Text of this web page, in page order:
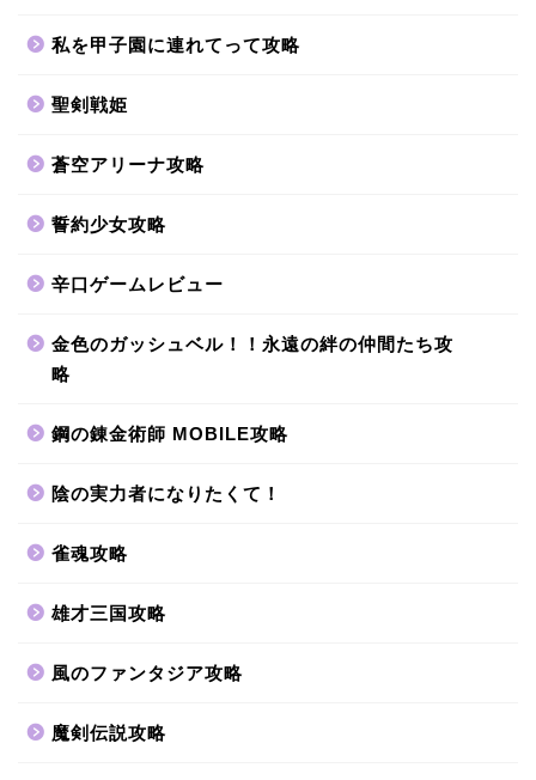
私を甲子園に連れてって攻略
聖剣戦姫
蒼空アリーナ攻略
誓約少女攻略
辛口ゲームレビュー
金色のガッシュベル！！永遠の絆の仲間たち攻
略
鋼の錬金術師 MOBILE攻略
陰の実力者になりたくて！
雀魂攻略
雄才三国攻略
風のファンタジア攻略
魔剣伝説攻略